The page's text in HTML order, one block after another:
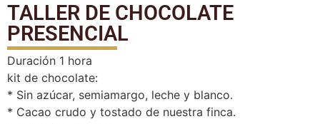
TALLER DE CHOCOLATE
PRESENCIAL
Duración 1 hora
kit de chocolate:
* Sin azúcar, semiamargo, leche y blanco.
* Cacao crudo y tostado de nuestra finca.